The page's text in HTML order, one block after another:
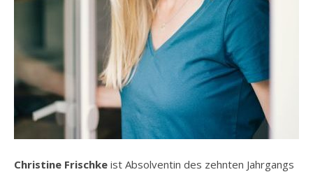
Christine Frischke ist Absolventin des zehnten Jahrgangs